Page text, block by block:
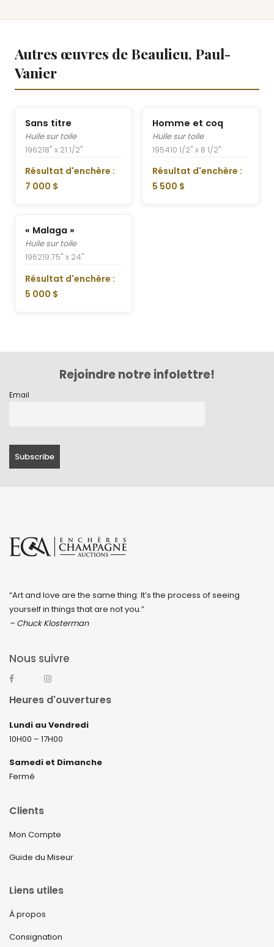
Autres œuvres de Beaulieu, Paul-
Vanier
Sans titre
Huile sur toile
196218" x 21 1/2"
Résultat d'enchère :
7 000 $
Homme et coq
Huile sur toile
195410 1/2" x 8 1/2"
Résultat d'enchère :
5 500 $
« Malaga »
Huile sur toile
196219.75" x 24"
Résultat d'enchère :
5 000 $
Rejoindre notre infolettre!
Email
“Art and love are the same thing: It’s the process of seeing
yourself in things that are not you.”
– Chuck Klosterman
Nous suivre
Heures d'ouvertures
Lundi au Vendredi
10H00 – 17H00
Samedi et Dimanche
Fermé
Clients
Mon Compte
Guide du Miseur
Liens utiles
À propos
Consignation